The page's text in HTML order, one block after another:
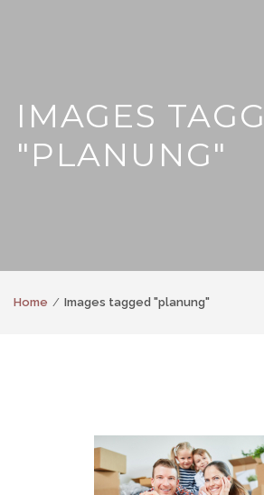
IMAGES
"PLANUNG"
Home Images tagged "planung"